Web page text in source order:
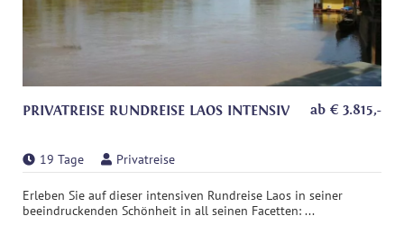
PRIVATREISE RUNDREISE LAOS INTENSIV ab € 3.815,-
19 Tage Privatreise
Erleben Sie auf dieser intensiven Rundreise Laos in seiner
beeindruckenden Schönheit in all seinen Facetten: ...